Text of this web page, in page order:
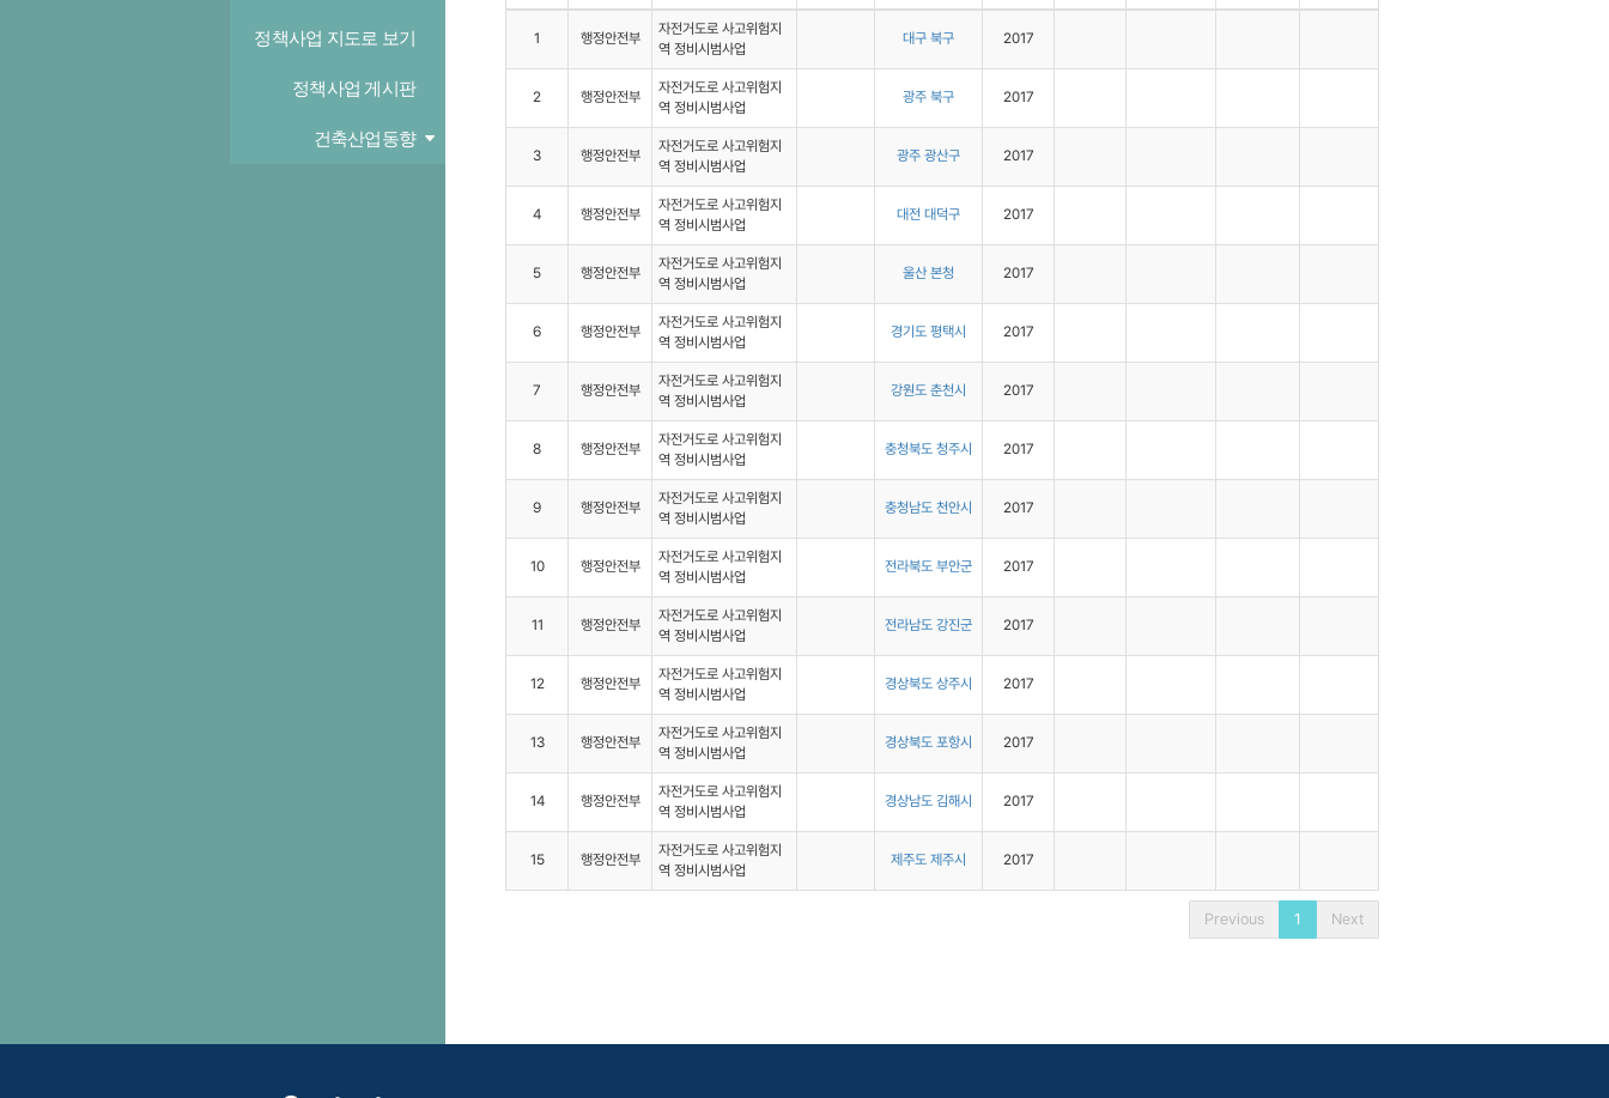
정책사업 지도로 보기
정책사업 게시판
건축산업동향
1 행정안전부
자전거도로 사고위험지
역 정비시범사업
대구 북구 2017
2 행정안전부
자전거도로 사고위험지
역 정비시범사업
광주 북구 2017
3 행정안전부
자전거도로 사고위험지
역 정비시범사업
광주 광산구 2017
4 행정안전부
자전거도로 사고위험지
역 정비시범사업
대전 대덕구 2017
5 행정안전부
자전거도로 사고위험지
역 정비시범사업
울산 본청 2017
6 행정안전부
자전거도로 사고위험지
역 정비시범사업
경기도 평택시 2017
7 행정안전부
자전거도로 사고위험지
역 정비시범사업
강원도 춘천시 2017
8 행정안전부
자전거도로 사고위험지
역 정비시범사업
충청북도 청주시 2017
9 행정안전부
자전거도로 사고위험지
역 정비시범사업
충청남도 천안시 2017
10 행정안전부
자전거도로 사고위험지
역 정비시범사업
전라북도 부안군 2017
11 행정안전부
자전거도로 사고위험지
역 정비시범사업
전라남도 강진군 2017
12 행정안전부
자전거도로 사고위험지
역 정비시범사업
경상북도 상주시 2017
13 행정안전부
자전거도로 사고위험지
역 정비시범사업
경상북도 포항시 2017
14 행정안전부
자전거도로 사고위험지
역 정비시범사업
경상남도 김해시 2017
15 행정안전부
자전거도로 사고위험지
역 정비시범사업
제주도 제주시 2017
Previous 1 Next